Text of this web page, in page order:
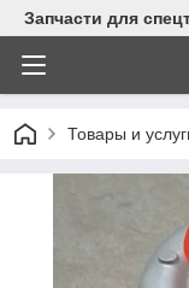
Запчасти для
Товары и